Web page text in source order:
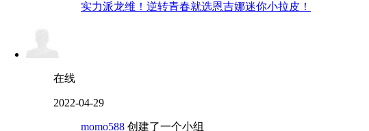
实力派龙维！逆转青春就选恩吉娜迷你小拉皮！
在线
2022-04-29
momo588 创建了一个小组